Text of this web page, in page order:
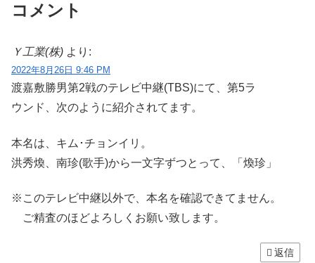
コメント
Ｙ工業(株) より:
2022年8月26日 9:46 PM
渡嘉敷勝男第2戦のテレビ中継(TBS)にて、第5ラ
ウンド、次のように紹介されてます。
本名は、キム･チョンイリ。
洪秀煥、南珍(歌手)から一文字ずつとって、「煥珍」
※このテレビ中継以外で、本名を確認できてません。
ご精査のほどよろしくお願い致します。
返信